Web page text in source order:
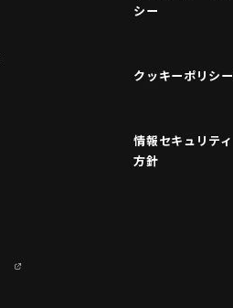
シー
クッキーポリシー
情報セキュリティ
方針